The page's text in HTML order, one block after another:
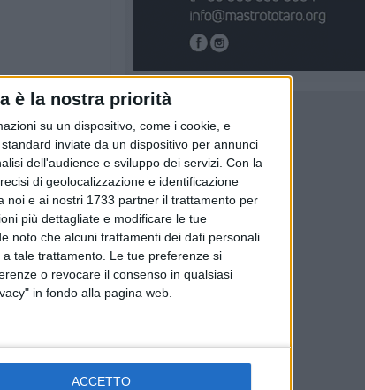
è la nostra priorità
su un dispositivo, come i cookie, e
inviate da un dispositivo per annunci
dell'audience e sviluppo dei servizi. Con la
di geolocalizzazione e identificazione
noi e ai nostri 1733 partner il trattamento per
più dettagliate e modificare le tue
noto che alcuni trattamenti dei dati personali
tale trattamento. Le tue preferenze si
o revocare il consenso in qualsiasi
in fondo alla pagina web.
ACCETTO